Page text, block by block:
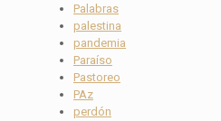
Palabras
palestina
pandemia
Paraíso
Pastoreo
PAz
perdón